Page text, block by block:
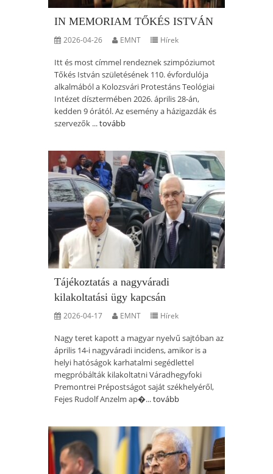
IN MEMORIAM TŐKÉS ISTVÁN
2026-04-26 EMNT Hírek
Itt és most címmel rendeznek szimpóziumot
Tőkés István születésének 110. évfordulója
alkalmából a Kolozsvári Protestáns Teológiai
Intézet dísztermében 2026. április 28-án,
kedden 9 órától. Az esemény a házigazdák és
szervezők ...tovább
Tájékoztatás a nagyváradi
kilakoltatási ügy kapcsán
2026-04-17 EMNT Hírek
Nagy teret kapott a magyar nyelvű sajtóban az
április 14-i nagyváradi incidens, amikor is a
helyi hatóságok karhatalmi segédlettel
megpróbálták kilakoltatni Váradhegyfoki
Premontrei Prépostságot saját székhelyéről,
Fejes Rudolf Anzelm ap�...tovább